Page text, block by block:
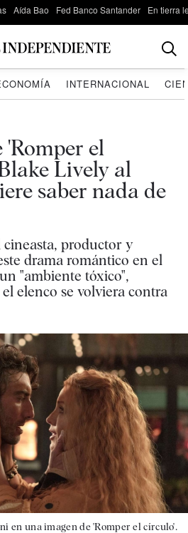
Aída Bao Fed Banco Santander En tierra
INTERNACIONAL
el
Lively al
saber nada de
cineasta, productor y
drama romántico en el
"ambiente tóxico",
elenco se volviera contra
en una imagen de 'Romper el círculo'.